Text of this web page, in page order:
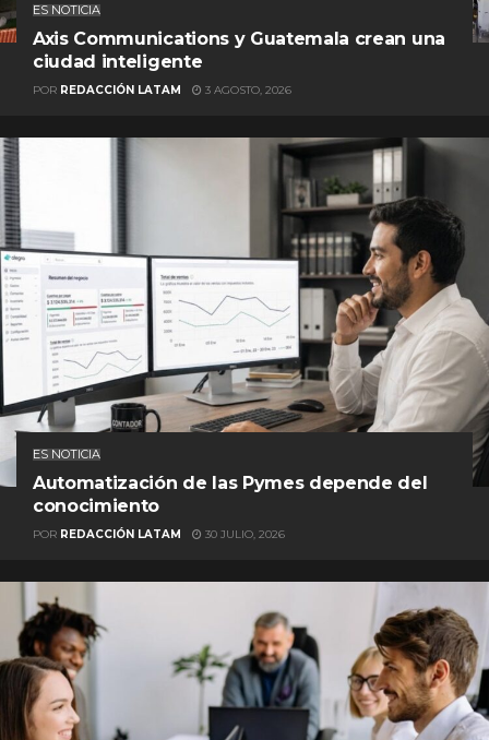
ES NOTICIA
Axis Communications y Guatemala crean una
ciudad inteligente
POR REDACCIÓN LATAM 3 AGOSTO, 2026
ES NOTICIA
Automatización de las Pymes depende del
conocimiento
POR REDACCIÓN LATAM 30 JULIO, 2026